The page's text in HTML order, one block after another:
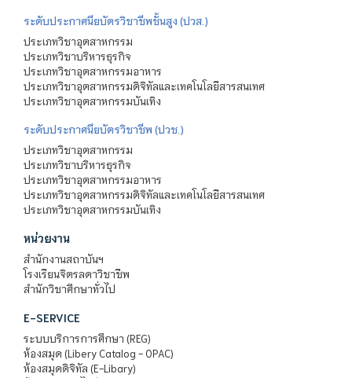
ระดับประกาศนียบัตรวิชาชีพชั้นสูง (ปวส.)
ประเภทวิชาอุตสาหกรรม
ประเภทวิชาบริหารธุรกิจ
ประเภทวิชาอุตสาหกรรมอาหาร
ประเภทวิชาอุตสาหกรรมดิจิทัลและเทคโนโลยีสารสนเทศ
ประเภทวิชาอุตสาหกรรมบันเทิง
ระดับประกาศนียบัตรวิชาชีพ (ปวช.)
ประเภทวิชาอุตสาหกรรม
ประเภทวิชาบริหารธุรกิจ
ประเภทวิชาอุตสาหกรรมอาหาร
ประเภทวิชาอุตสาหกรรมดิจิทัลและเทคโนโลยีสารสนเทศ
ประเภทวิชาอุตสาหกรรมบันเทิง
หน่วยงาน
สำนักงานสถาบันฯ
โรงเรียนจิตรลดาวิชาชีพ
สำนักวิชาศึกษาทั่วไป
E-SERVICE
ระบบบริการการศึกษา (REG)
ห้องสมุด (Libery Catalog - OPAC)
ห้องสมุดดิจิทัล (E-Libary)